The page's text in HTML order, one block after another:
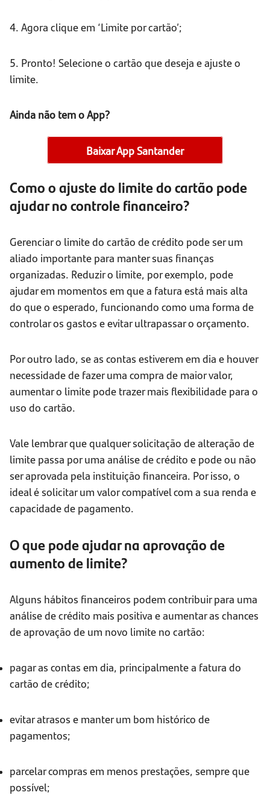
4. Agora clique em ‘Limite por cartão’;
5. Pronto! Selecione o cartão que deseja e ajuste o
limite.
Ainda não tem o App?
Baixar App Santander
Como o ajuste do limite do cartão pode
ajudar no controle financeiro?
Gerenciar o limite do cartão de crédito pode ser um
aliado importante para manter suas finanças
organizadas. Reduzir o limite, por exemplo, pode
ajudar em momentos em que a fatura está mais alta
do que o esperado, funcionando como uma forma de
controlar os gastos e evitar ultrapassar o orçamento.
Por outro lado, se as contas estiverem em dia e houver
necessidade de fazer uma compra de maior valor,
aumentar o limite pode trazer mais flexibilidade para o
uso do cartão.
Vale lembrar que qualquer solicitação de alteração de
limite passa por uma análise de crédito e pode ou não
ser aprovada pela instituição financeira. Por isso, o
ideal é solicitar um valor compatível com a sua renda e
capacidade de pagamento.
O que pode ajudar na aprovação de
aumento de limite?
Alguns hábitos financeiros podem contribuir para uma
análise de crédito mais positiva e aumentar as chances
de aprovação de um novo limite no cartão:
pagar as contas em dia, principalmente a fatura do
cartão de crédito;
evitar atrasos e manter um bom histórico de
pagamentos;
parcelar compras em menos prestações, sempre que
possível;